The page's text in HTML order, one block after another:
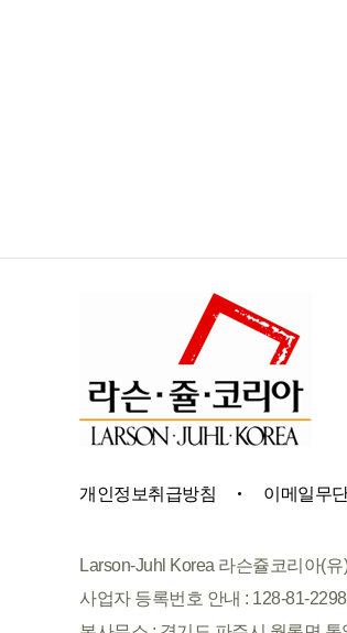
개인정보취급방침 이메일무
Larson-Juhl Korea 라슨쥴코리아(유
사업자 등록번호 안내 : 128-81-